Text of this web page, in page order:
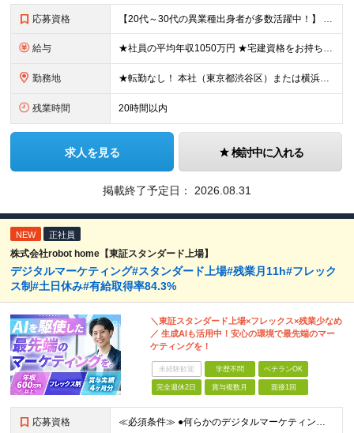
応募資格 【20代～30代の異業種出身者が多数活躍中！】 ●学歴不問 ●何らかの営業経験をお持ちの方（業種・商材は問いません） ※不動産業界の経験は不要です。これまでの営業力を活かせます。
給与 ★社員の平均年収1050万円 ★宅建資格をお持ちの方は月3万円の資格手当を支給 月給30万円以上 ＋ インセンティブ（年4回）＋ 各種手当 ＋ 特別賞与 ※経験・能力を考慮の上、優遇します。 ※上記
勤務地 ★転勤なし！ 本社（東京都渋谷区）または横浜支店（神奈川県横浜市）での勤務となります。 【本社】 東京都渋谷区渋谷2-12-15 日本薬学会長井記念館 8F 【横浜支店】 神奈川県横浜市中区大田
残業時間 20時間以内
求人を見る 検討中に入れる
掲載終了予定日： 2026.08.31
NEW 正社員
株式会社robot home【東証スタンダード上場】
デジタルマーケティング#スタンダード上場#残業月11h#フレック
ス制#土日休み#有給取得率84.3%
＼東証スタンダード上場×フレックス×残業少なめ
／ 生成AIも活用中！安心の環境で最先端のマー
ケティングを！
未経験歓迎 学歴不問 ベテランOK
完全週休2日 賞与複数月 面接1回
応募資格 ≪必須条件≫ ●何らかのデジタルマーケティング実務経験（toB・toC不問） ●学歴不問 ★20代・30代活躍中 ～こんな方大歓迎～ ◎MA/CRMツールの設計・運用実務経験（1年以上） ◎リードス